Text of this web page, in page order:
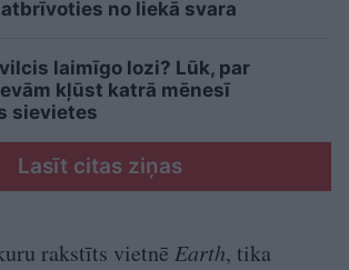
no liekā svara
laimīgo lozi? Lūk, par
kļūst katrā mēnesī
sievietes
Lasīt citas ziņas
rakstīts vietnē Earth, tika